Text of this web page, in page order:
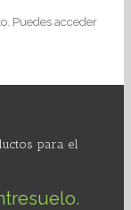
Puedes acceder
para el